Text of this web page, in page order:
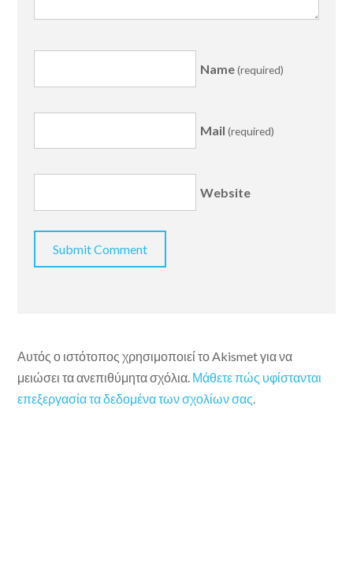
Name(required)
Mail (required)
Website
Αυτός ο ιστότοπος χρησιμοποιεί το Akismet για να
μειώσει τα ανεπιθύμητα σχόλια. Μάθετε πώς υφίστανται
επεξεργασία τα δεδομένα των σχολίων σας.